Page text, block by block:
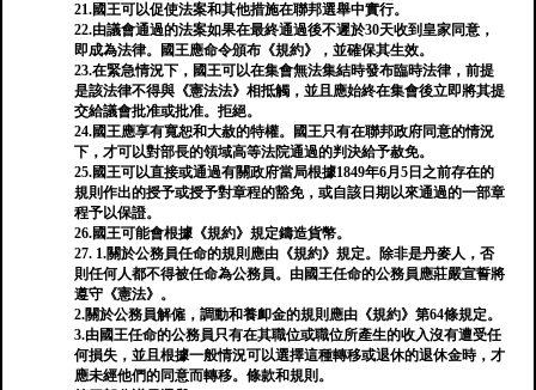
21.國王可以促使法案和其他措施在聯邦選舉中實行。
22.由議會通過的法案如果在最終通過後不遲於30天收到皇家同意，
即成為法律。國王應命令頒布《規約》，並確保其生效。
23.在緊急情況下，國王可以在集會無法集結時發布臨時法律，前提
是該法律不得與《憲法法》相抵觸，並且應始終在集會後立即將其提
交給議會批准或批准。拒絕。
24.國王應享有寬恕和大赦的特權。國王只有在聯邦政府同意的情況
下，才可以對部長的領域高等法院通過的判決給予赦免。
25.國王可以直接或通過有關政府當局根據1849年6月5日之前存在的
規則作出的授予或授予對章程的豁免，或自該日期以來通過的一部章
程予以保證。
26.國王可能會根據《規約》規定鑄造貨幣。
27. 1.關於公務員任命的規則應由《規約》規定。除非是丹麥人，否
則任何人都不得被任命為公務員。由國王任命的公務員應莊嚴宣誓將
遵守《憲法》。
2.關於公務員解僱，調動和養卹金的規則應由《規約》第64條規定。
3.由國王任命的公務員只有在其職位或職位所產生的收入沒有遭受任
何損失，並且根據一般情況可以選擇這種轉移或退休的退休金時，才
應未經他們的同意而轉移。條款和規則。